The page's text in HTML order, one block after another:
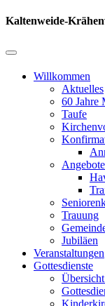
Kaltenweide-
Willkommen
Aktuelles
60 Jahre
Taufe
Trauung
Jubiläen
Veranstaltungen
Gottesdienste